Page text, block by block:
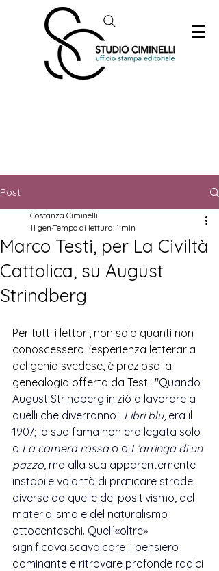
Post
Marco Testi, per La Civiltà
Cattolica, su August
Strindberg
Costanza Ciminelli
11 gen Tempo di lettura: 1 min
Per tutti i lettori, non solo quanti non
conoscessero l'esperienza letteraria
del genio svedese, è preziosa la
genealogia offerta da Testi: "Quando
August Strindberg iniziò a lavorare a
quelli che diverranno i Libri blu, era il
1907; la sua fama non era legata solo
a La camera rossa o a L’arringa di un
pazzo, ma alla sua apparentemente
instabile volontà di praticare strade
diverse da quelle del positivismo, del
materialismo e del naturalismo
ottocenteschi. Quell’«oltre»
significava scavalcare il pensiero
dominante e ritrovare profonde radici